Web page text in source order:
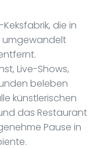
die in
umgewandelt
Live-Shows,
beleben
künstlerischen
das Restaurant
Pause in